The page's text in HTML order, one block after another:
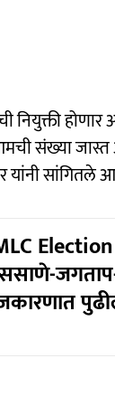
होणार
संख्या जास्त
यांनी सांगितले
Election